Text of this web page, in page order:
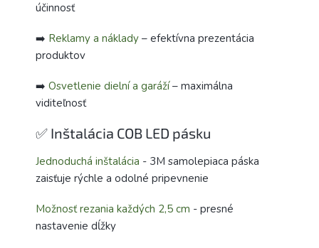
účinnosť
➡️ Reklamy a náklady – efektívna prezentácia
produktov
➡️ Osvetlenie dielní a garáží– maximálna
viditeľnosť
✅ Inštalácia COB LED pásku
Jednoduchá inštalácia - 3M samolepiaca páska
zaisťuje rýchle a odolné pripevnenie
Možnosť rezania každých 2,5 cm - presné
nastavenie dĺžky